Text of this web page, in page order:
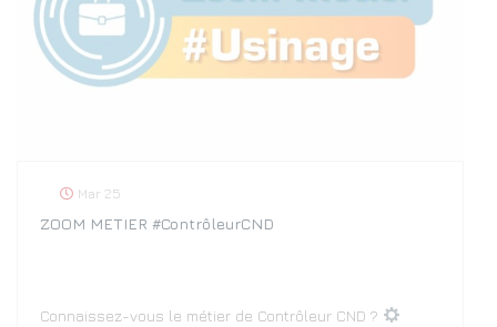
Mar 25
ZOOM METIER #ContrôleurCND
Connaissez-vous le métier de Contrôleur CND ?